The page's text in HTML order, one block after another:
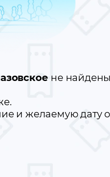
не
и желаемую дату